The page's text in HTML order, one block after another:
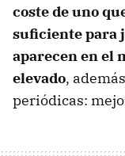
coste de uno
suficiente para
aparecen en el
elevado,
periódicas: